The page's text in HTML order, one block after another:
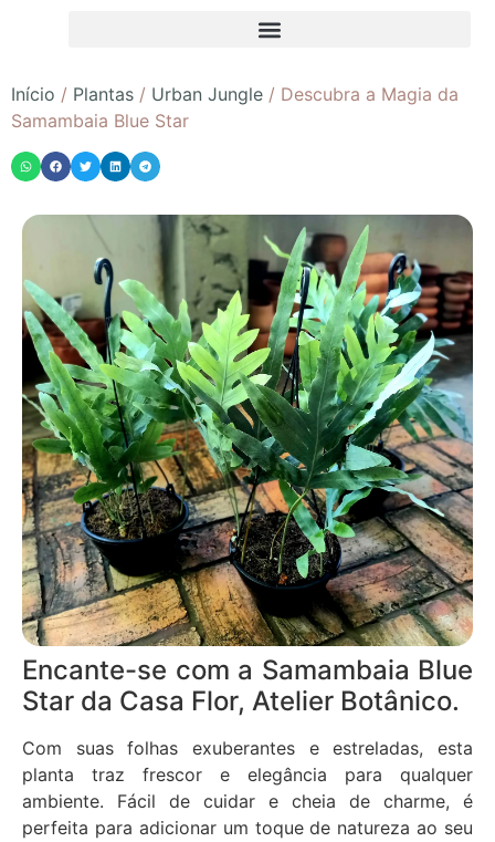
Início / Plantas / Urban Jungle / Descubra a Magia da
Samambaia Blue Star
Encante-se com a Samambaia Blue
Star da Casa Flor, Atelier Botânico.
Com suas folhas exuberantes e estreladas, esta
planta traz frescor e elegância para qualquer
ambiente. Fácil de cuidar e cheia de charme, é
perfeita para adicionar um toque de natureza ao seu